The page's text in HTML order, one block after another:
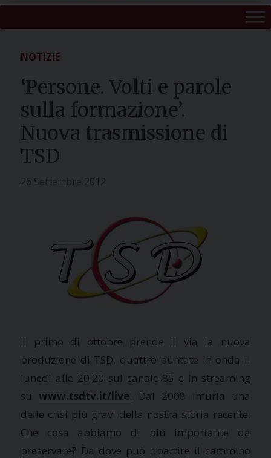
NOTIZIE
‘Persone. Volti e parole
sulla formazione’.
Nuova trasmissione di
TSD
Il primo di ottobre prende il via la nuova
produzione di TSD, quattro puntate in onda il
lunedì alle 20.20 sul canale 85 e in streaming
su www.tsdtv.it/live.
Dal 2008 infuria una
delle crisi più gravi della nostra storia recente.
Che cosa abbiamo di più importante da
preservare? Da dove può ripartire il cammino